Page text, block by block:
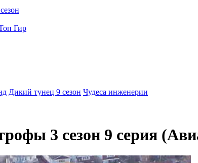
Гир
Дикий тунец 9 сезон Чудеса инженерии
3 сезон 9 серия